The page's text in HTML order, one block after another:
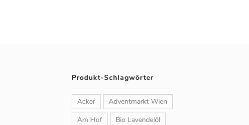
Produkt-Schlagwörter
Acker
Adventmarkt Wien
Am Hof
Bio Lavendelöl